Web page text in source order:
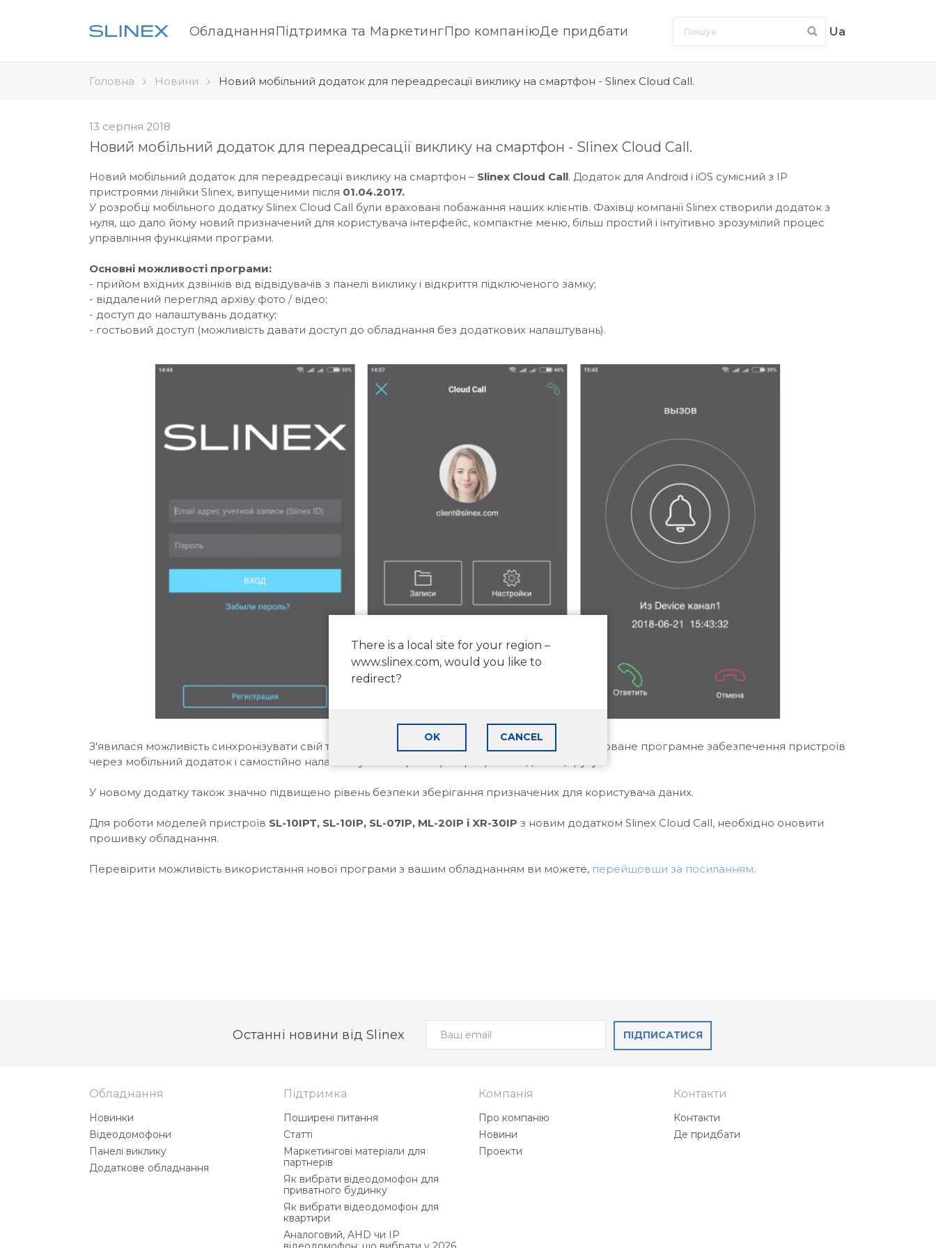
ОбладнанняПідтримка та МаркетингПро компаніюДе придбати Ua
Головна Новини Новий мобільний додаток для переадресації виклику на смартфон - Slinex Cloud Call.
13 серпня 2018
Новий мобільний додаток для переадресації виклику на смартфон - Slinex Cloud Call.
Новий мобільний додаток для переадресації виклику на смартфон – SlinexCloud Call. Додаток для Android і iOS сумісний з IP
пристроями лінійки Slinex, випущеними після 01.04.2017.
У розробці мобільного додатку Slinex Cloud Call були враховані побажання наших клієнтів. Фахівці компанії Slinex створили додаток з
нуля, що дало йому новий призначений для користувача інтерфейс, компактне меню, більш простий і інтуїтивно зрозумілий процес
управління функціями програми.
Основні можливості програми:
- прийом вхідних дзвінків від відвідувачів з панелі виклику і відкриття підключеного замку;
- віддалений перегляд архіву фото / відео;
- доступ до налаштувань додатку;
- гостьовий доступ (можливість давати доступ до обладнання без додаткових налаштувань).
З'явилася можливість синхронізувати свій телефон через хмарний сервіс, оновлювати вбудоване програмне забезпечення пристроїв
через мобільний додаток і самостійно налаштовувати параметри програмної детекції руху.
У новому додатку також значно підвищено рівень безпеки зберігання призначених для користувача даних.
Для роботи моделей пристроїв SL-10IPT, SL-10IP, SL-07IP, ML-20IP і XR-30IP з новим додатком Slinex Cloud Call, необхідно оновити
прошивку обладнання.
Перевірити можливість використання нової програми з вашим обладнанням ви можете, перейшовши за посиланням.
There is a local site for your region –
www.slinex.com, would you like to
redirect?
OK CANCEL
Останні новини від Slinex ПІДПИСАТИСЯ
Обладнання
Новинки
Відеодомофони
Панелі виклику
Додаткове обладнання
Підтримка
Поширені питання
Статті
Маркетингові матеріали для
партнерів
Як вибрати відеодомофон для
приватного будинку
Як вибрати відеодомофон для
квартири
Аналоговий, AHD чи IP
Компанія
Про компанію
Новини
Проекти
Контакти
Контакти
Де придбати